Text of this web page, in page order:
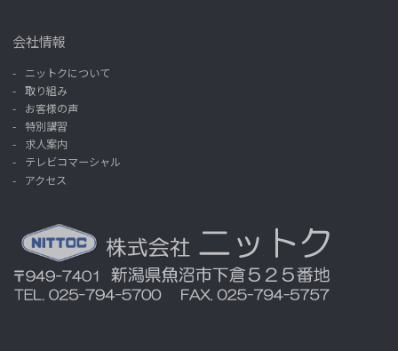
会社情報
ニットクについて
取り組み
お客様の声
特別講習
求人案内
テレビコマーシャル
アクセス